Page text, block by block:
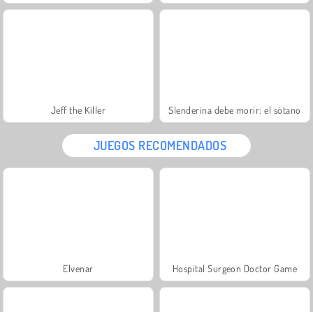
Jeff the Killer Slenderina debe morir: el sótano
JUEGOS RECOMENDADOS
Elvenar Hospital Surgeon Doctor Game